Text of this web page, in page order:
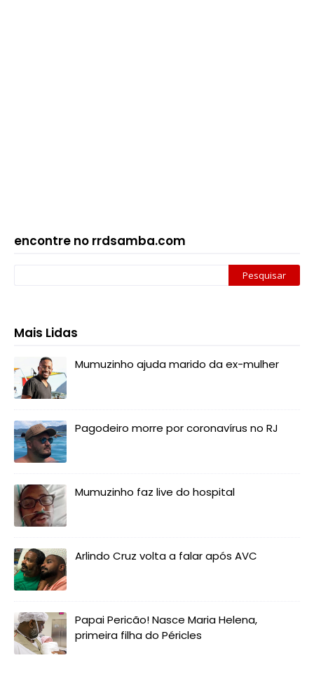
encontre no rrdsamba.com
Mais Lidas
Mumuzinho ajuda marido da ex-mulher
Pagodeiro morre por coronavírus no RJ
Mumuzinho faz live do hospital
Arlindo Cruz volta a falar após AVC
Papai Pericão! Nasce Maria Helena,
primeira filha do Péricles